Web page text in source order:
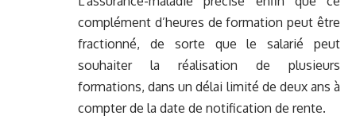
complément d’heures de formation peut être
fractionné, de sorte que le salarié peut
souhaiter la réalisation de plusieurs
formations, dans un délai limité de deux ans à
compter de la date de notification de rente.